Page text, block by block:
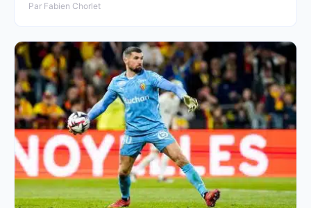
Par Fabien Chorlet